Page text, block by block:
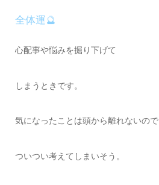
全体運🔮
心配事や悩みを掘り下げて
しまうときです。
気になったことは頭から離れないので
ついつい考えてしまいそう。